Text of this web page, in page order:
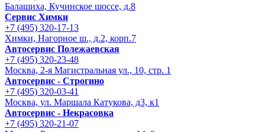
Балашиха, Кучинское шоссе, д.8
Сервис Химки
+7 (495) 320-17-13
Химки, Нагорное ш., д.2, корп.7
Автосервис Полежаевская
+7 (495) 320-23-48
Москва, 2-я Магистральная ул., 10, стр. 1
Автосервис - Строгино
+7 (495) 320-03-41
Москва, ул. Маршала Катукова, д3, к1
Автосервис - Некрасовка
+7 (495) 320-21-07